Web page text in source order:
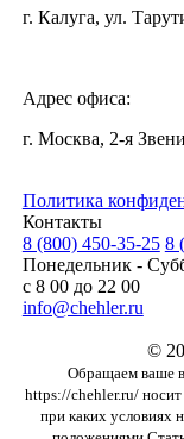
г. Калуга, ул.
Адрес офиса:
г. Москва, 2-я
Политика
Контакты
8 (800) 450-35-25 8
Понедельник -
с 8 00 до 22 00
info@chehler.ru
©
Обращаем ваше
https://chehler.ru/
при каких условиях